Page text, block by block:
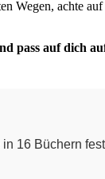
Wegen, achte
pass auf dich
16 Büchern